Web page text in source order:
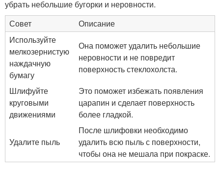
убрать небольшие бугорки и неровности.
Совет
Описание
Используйте
мелкозернистую
наждачную
бумагу
Она поможет удалить небольшие
неровности и не повредит
поверхность стеклохолста.
Шлифуйте
круговыми
движениями
Это поможет избежать появления
царапин и сделает поверхность
более гладкой.
Удалите пыль
После шлифовки необходимо
удалить всю пыль с поверхности,
чтобы она не мешала при покраске.